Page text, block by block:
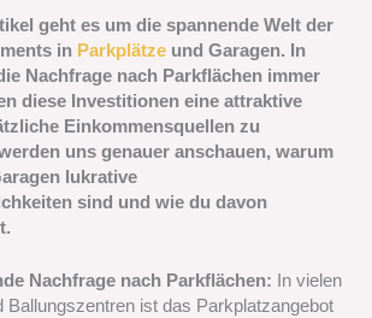
geht es um die spannende Welt der
in Parkplätze und Garagen. In
Nachfrage nach Parkflächen immer
diese Investitionen eine attraktive
Einkommensquellen zu
uns genauer anschauen, warum
lukrative
sind und wie du davon
Nachfrage nach Parkflächen: In vielen
Ballungszentren ist das Parkplatzangebot